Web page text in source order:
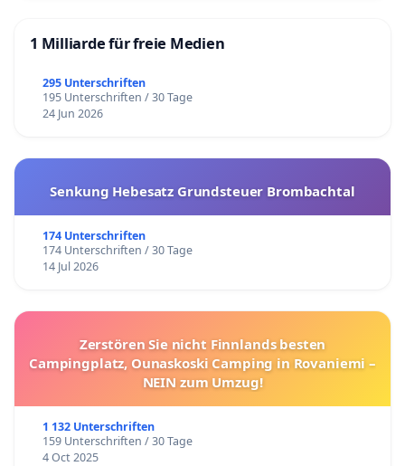
1 Milliarde für freie Medien
295 Unterschriften
195 Unterschriften / 30 Tage
24 Jun 2026
Senkung Hebesatz Grundsteuer Brombachtal
174 Unterschriften
174 Unterschriften / 30 Tage
14 Jul 2026
Zerstören Sie nicht Finnlands besten
Campingplatz, Ounaskoski Camping in Rovaniemi –
NEIN zum Umzug!
1 132 Unterschriften
159 Unterschriften / 30 Tage
4 Oct 2025